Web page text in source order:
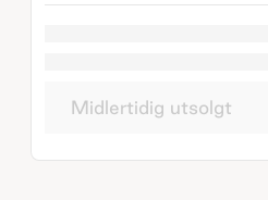
Midlertidig utsolgt